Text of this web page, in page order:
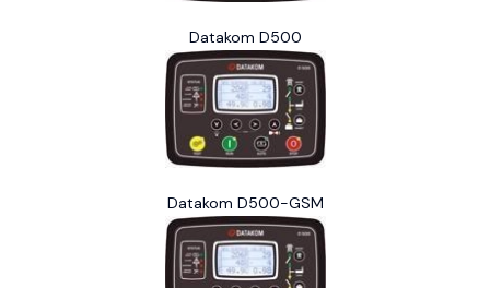
Datakom D500
Datakom D500-GSM